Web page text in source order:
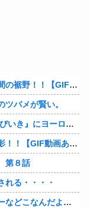
！【GIF動画あり】
ツバメが賢い。
ッパ全土から不満の声
【GIF動画あり】
第８話
れる・・・・
なんだよ・・・・